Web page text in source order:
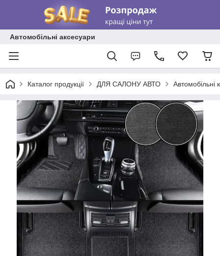
Автомобільні аксесуари
Каталог продукції ДЛЯ САЛОНУ АВТО Автомобільні